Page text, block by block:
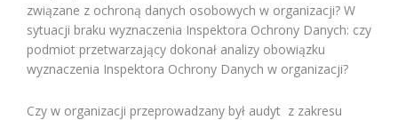
związane z ochroną danych osobowych w organizacji? W
sytuacji braku wyznaczenia Inspektora Ochrony Danych: czy
podmiot przetwarzający dokonał analizy obowiązku
wyznaczenia Inspektora Ochrony Danych w organizacji?
Czy w organizacji przeprowadzany był audyt z zakresu